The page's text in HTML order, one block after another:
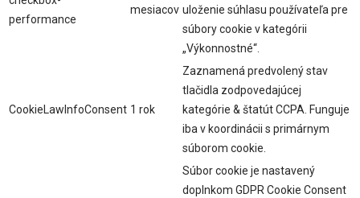
performance
mesiacov uloženie súhlasu používateľa pre
súbory cookie v kategórii
„Výkonnostné“.
CookieLawInfoConsent 1 rok
Zaznamená predvolený stav
tlačidla zodpovedajúcej
kategórie & štatút CCPA. Funguje
iba v koordinácii s primárnym
súborom cookie.
Súbor cookie je nastavený
doplnkom GDPR Cookie Consent